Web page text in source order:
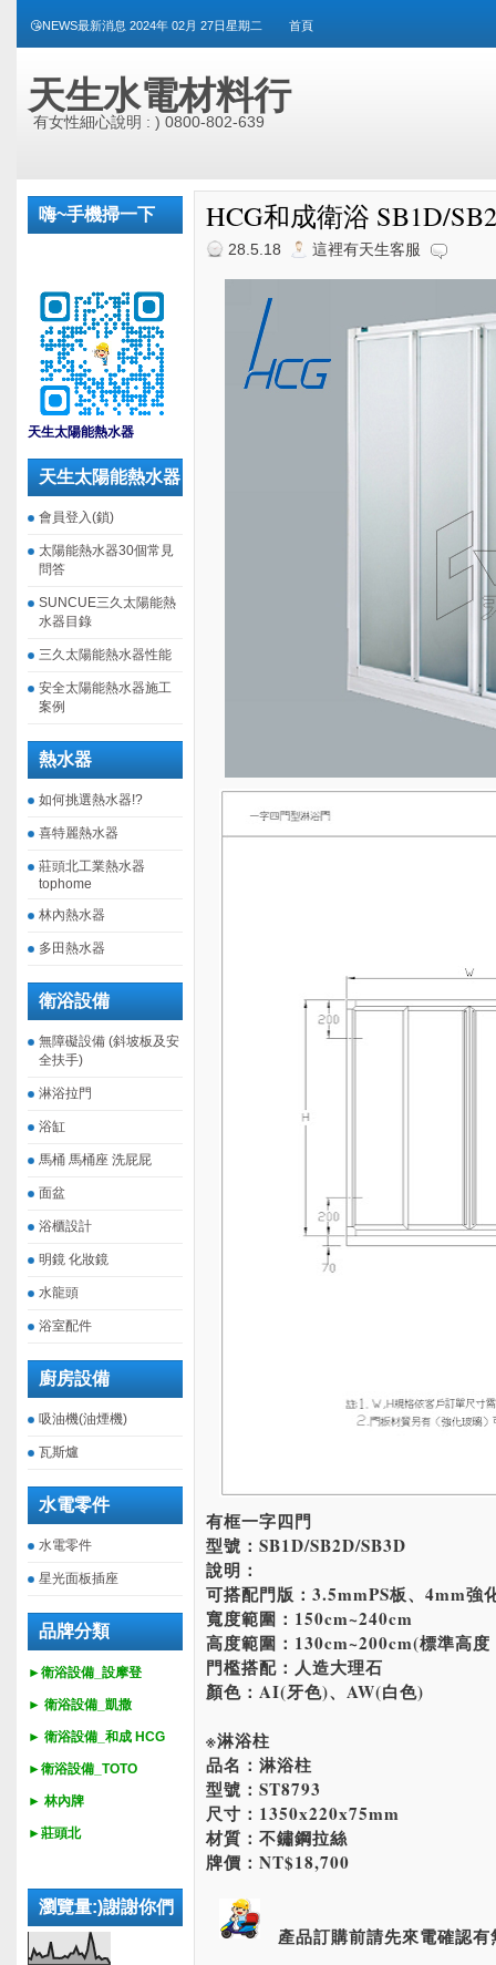
😘NEWS最新消息 2024年 02月 27日星期二 首頁
天生水電材料行
有女性細心說明 : ) 0800-802-639
嗨~手機掃一下
天生太陽能熱水器
天生太陽能熱水器
會員登入(鎖)
太陽能熱水器30個常見
問答
SUNCUE三久太陽能熱
水器目錄
三久太陽能熱水器性能
安全太陽能熱水器施工
案例
熱水器
如何挑選熱水器!?
喜特麗熱水器
莊頭北工業熱水器
tophome
林內熱水器
多田熱水器
衛浴設備
無障礙設備 (斜坡板及安
全扶手)
淋浴拉門
浴缸
馬桶 馬桶座 洗屁屁
面盆
浴櫃設計
明鏡 化妝鏡
水龍頭
浴室配件
廚房設備
吸油機(油煙機)
瓦斯爐
水電零件
水電零件
星光面板插座
品牌分類
►衛浴設備_設摩登
► 衛浴設備_ 凱撒
► 衛浴設備_ 和成 HCG
►衛浴設備_ TOTO
► 林內牌
►莊頭北
瀏覽量:)謝謝你們
HCG和成衛浴 SB1D/
28.5.18 這裡有天生客服
有框一字四門
型號：SB1D/SB2D/SB3D
說明：
可搭配門版：3.5mmPS板、4mm強
寬度範圍：150cm~240cm
高度範圍：130cm~200cm(標準高
門檻搭配：人造大理石
顏色：AI(牙色)、AW(白色)
※淋浴柱
品名：淋浴柱
型號：ST8793
尺寸：1350x220x75mm
材質：不鏽鋼拉絲
牌價：NT$18,700
產品訂購前請先來電確認有